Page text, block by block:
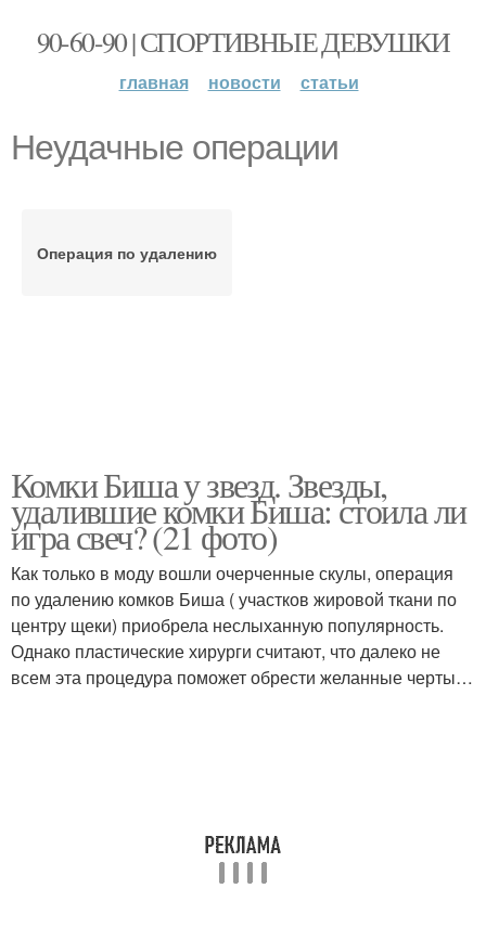
90-60-90 | СПОРТИВНЫЕ ДЕВУШКИ
главная новости статьи
Неудачные операции
Операция по удалению
Комки Биша у звезд. Звезды,
удалившие комки Биша: стоила ли
игра свеч? (21 фото)
Как только в моду вошли очерченные скулы, операция
по удалению комков Биша ( участков жировой ткани по
центру щеки) приобрела неслыханную популярность.
Однако пластические хирурги считают, что далеко не
всем эта процедура поможет обрести желанные черты…